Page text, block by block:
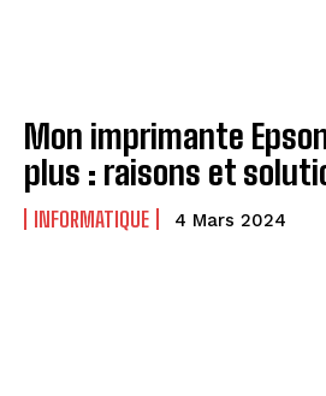
Mon imprimante
plus : raisons et
INFORMATIQUE 4 Mars 2024